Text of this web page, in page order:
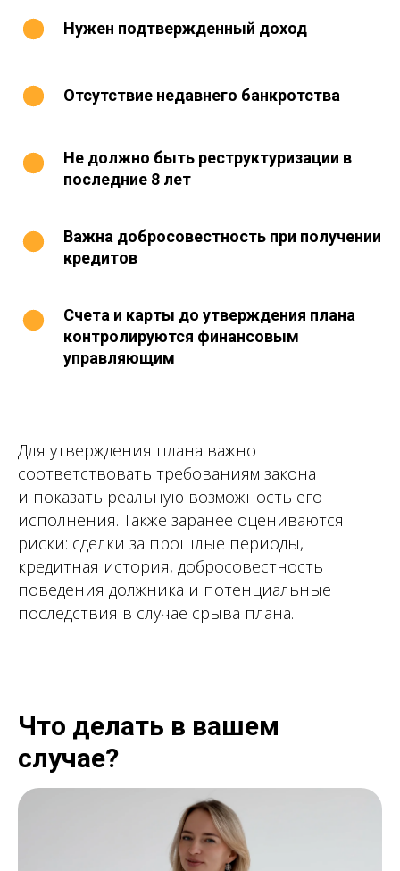
Нужен подтвержденный доход
Отсутствие недавнего банкротства
Не должно быть реструктуризации в
последние 8 лет
Важна добросовестность при получении
кредитов
Счета и карты до утверждения плана
контролируются финансовым
управляющим
Для утверждения плана важно
соответствовать требованиям закона
и показать реальную возможность его
исполнения. Также заранее оцениваются
риски: сделки за прошлые периоды,
кредитная история, добросовестность
поведения должника и потенциальные
последствия в случае срыва плана.
Что делать в вашем
случае?